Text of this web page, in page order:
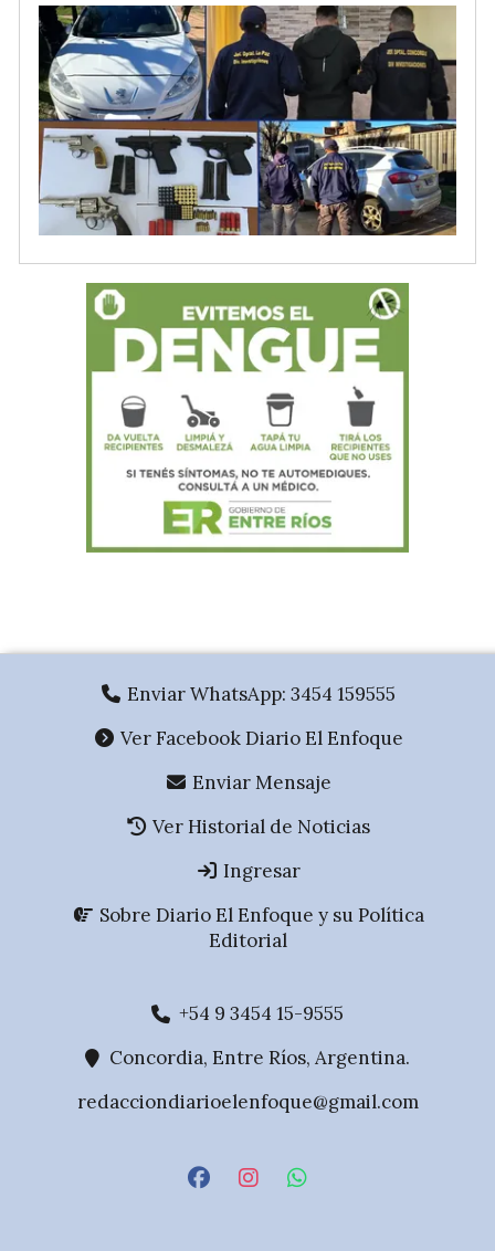
Enviar WhatsApp: 3454 159555
Ver Facebook Diario El Enfoque
Enviar Mensaje
Ver Historial de Noticias
Ingresar
Sobre Diario El Enfoque y su Política
Editorial
+54 9 3454 15-9555
Concordia, Entre Ríos, Argentina.
redacciondiarioelenfoque@gmail.com